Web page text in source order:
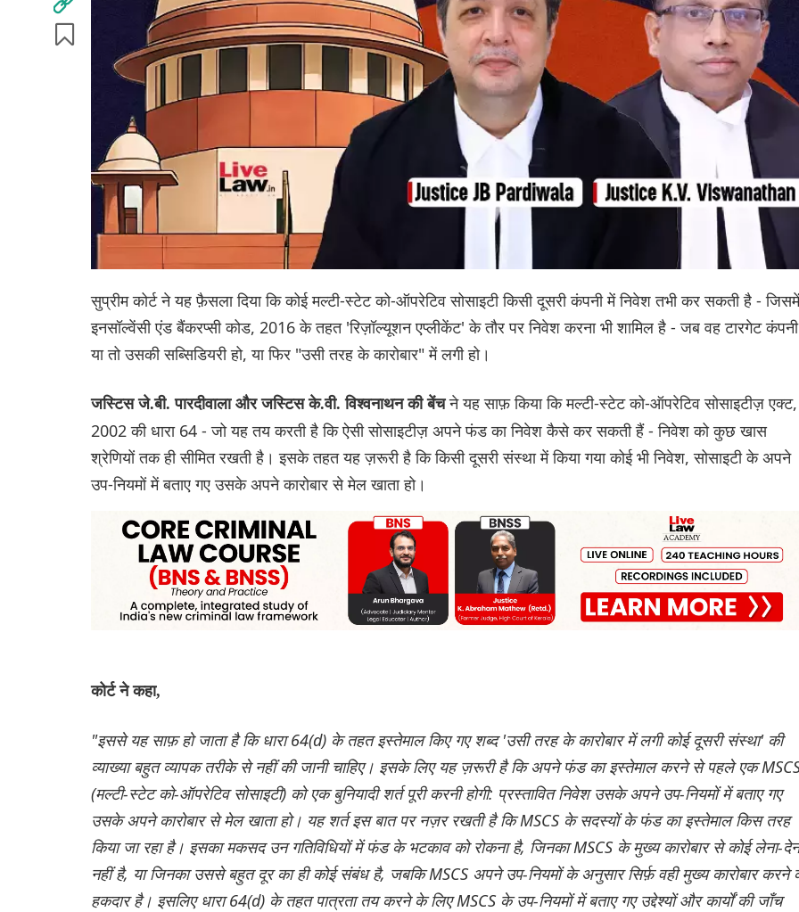
सुप्रीम कोर्ट ने यह फ़ैसला दिया कि कोई मल्टी-स्टेट को-ऑपरेटिव सोसाइटी किसी दूसरी कंपनी में निवेश तभी कर सकती है - जिसमें
इनसॉल्वेंसी एंड बैंकरप्सी कोड, 2016 के तहत 'रिज़ॉल्यूशन एप्लीकेंट' के तौर पर निवेश करना भी शामिल है - जब वह टारगेट कंपनी
या तो उसकी सब्सिडियरी हो, या फिर "उसी तरह के कारोबार" में लगी हो।
जस्टिस जे.बी. पारदीवाला और जस्टिस के.वी. विश्वनाथन की बेंचने यह साफ़ किया कि मल्टी-स्टेट को-ऑपरेटिव सोसाइटीज़ एक्ट,
2002 की धारा 64 - जो यह तय करती है कि ऐसी सोसाइटीज़ अपने फंड का निवेश कैसे कर सकती हैं - निवेश को कुछ खास
श्रेणियों तक ही सीमित रखती है। इसके तहत यह ज़रूरी है कि किसी दूसरी संस्था में किया गया कोई भी निवेश, सोसाइटी के अपने
उप-नियमों में बताए गए उसके अपने कारोबार से मेल खाता हो।
कोर्ट ने कहा,
"इससे यह साफ़ हो जाता है कि धारा 64(d) के तहत इस्तेमाल किए गए शब्द 'उसी तरह के कारोबार में लगी कोई दूसरी संस्था' की
व्याख्या बहुत व्यापक तरीके से नहीं की जानी चाहिए। इसके लिए यह ज़रूरी है कि अपने फंड का इस्तेमाल करने से पहले एक
(मल्टी-स्टेट को-ऑपरेटिव सोसाइटी) को एक बुनियादी शर्त पूरी करनी होगी: प्रस्तावित निवेश उसके अपने उप-नियमों में बताए गए
उसके अपने कारोबार से मेल खाता हो। यह शर्त इस बात पर नज़र रखती है कि MSCS के सदस्यों के फंड का इस्तेमाल किस तरह
किया जा रहा है। इसका मकसद उन गतिविधियों में फंड के भटकाव को रोकना है, जिनका MSCS के मुख्य कारोबार से कोई लेना-
नहीं है, या जिनका उससे बहुत दूर का ही कोई संबंध है, जबकि MSCS अपने उप-नियमों के अनुसार सिर्फ़ वही मुख्य कारोबार करने
हकदार है। इसलिए धारा 64(d) के तहत पात्रता तय करने के लिए MSCS के उप-नियमों में बताए गए उद्देश्यों और कार्यों की जाँच